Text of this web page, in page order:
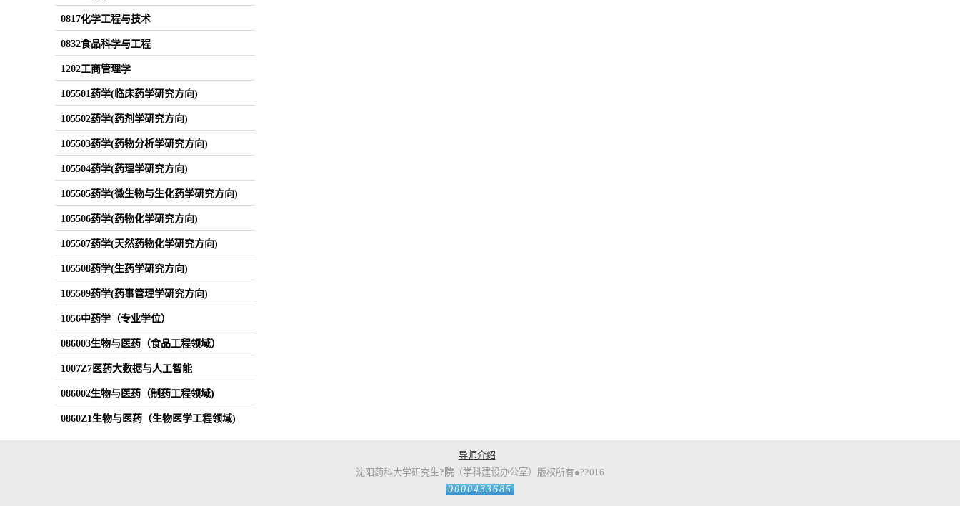
0817化学工程与技术
0832食品科学与工程
1202工商管理学
105501药学(临床药学研究方向)
105502药学(药剂学研究方向)
105503药学(药物分析学研究方向)
105504药学(药理学研究方向)
105505药学(微生物与生化药学研究方向)
105506药学(药物化学研究方向)
105507药学(天然药物化学研究方向)
105508药学(生药学研究方向)
105509药学(药事管理学研究方向)
1056中药学（专业学位）
086003生物与医药（食品工程领域）
1007Z7医药大数据与人工智能
086002生物与医药（制药工程领域)
0860Z1生物与医药（生物医学工程领域)
导师介绍
沈阳药科大学研究生? 院 （学科建设办公室） 版权所有●?2016
0000433685